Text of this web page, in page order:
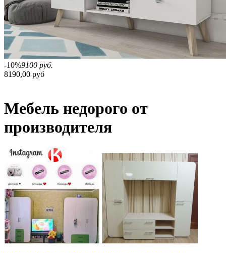
-10%9100 руб.
8190,00 руб
Мебель недорого от
производителя